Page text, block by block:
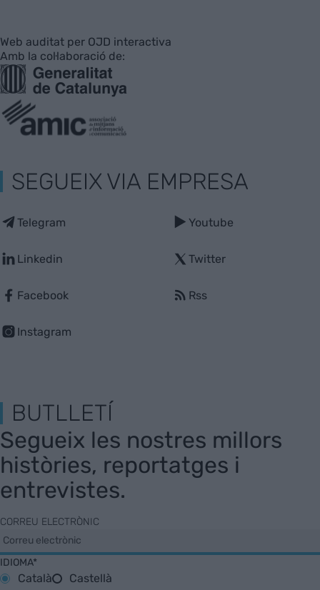
Web auditat per OJD interactiva
Amb la col·laboració de:
SEGUEIX VIA EMPRESA
Telegram
Linkedin
Facebook
Instagram
Youtube
Twitter
Rss
BUTLLETÍ
Segueix les nostres millors
històries, reportatges i
entrevistes.
CORREU ELECTRÒNIC
IDIOMA*
Català
Castellà